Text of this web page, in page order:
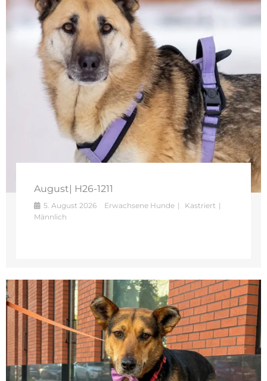
August| H26-1211
5. August 2026 Erwachsene Hunde
Kastriert
Männlich